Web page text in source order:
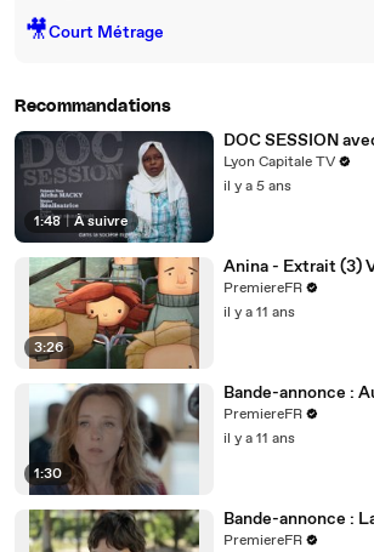
🎥Court Métrage
Recommandations
1:48 | À suivre
DOC SESSION
Lyon Capitale TV
il y a 5 ans
3:26
Anina - Extrait (3)
PremiereFR
il y a 11 ans
1:30
Bande-annonce :
PremiereFR
il y a 11 ans
Bande-annonce :
PremiereFR